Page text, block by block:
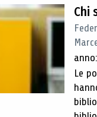
Chi
Le